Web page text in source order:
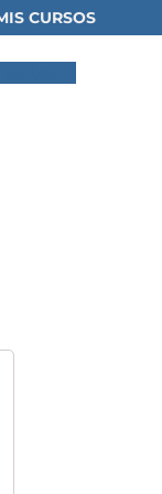
CURSOS
0